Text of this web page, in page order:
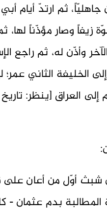
ثم ارتدّ أيام
زيفاً وصار مؤذّناً
وأذّن له، ثم راجع
الثاني عمر؛
شبث أوّل من أعان
المطالبة بدم